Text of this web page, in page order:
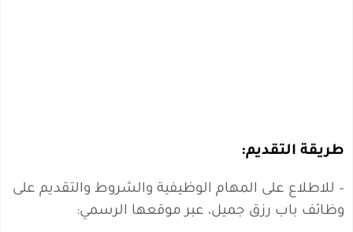
طريقة التقديم:
– للاطلاع على المهام الوظيفية والشروط والتقديم على
وظائف باب رزق جميل، عبر موقعها الرسمي: